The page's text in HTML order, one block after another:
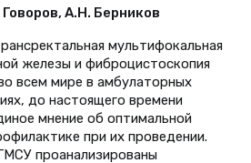
А.Н. Берников
мультифокальная
железы и фиброцистоскопия
всем мире в амбулаторных
до настоящего времени
мнение об оптимальной
при их проведении.
проанализированы